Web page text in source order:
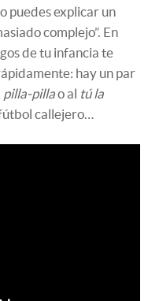
puedes explicar un
complejo”. En
de tu infancia te
hay un par
pilla-pillao al tú la
callejero…